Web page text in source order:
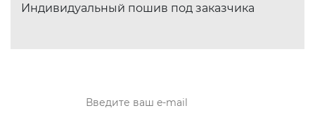
Индивидуальный пошив под заказчика